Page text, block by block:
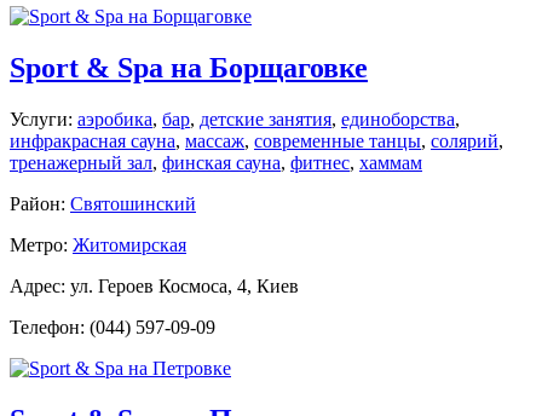
Sport & Spa на Борщаговке
Услуги: аэробика, бар, детские занятия, единоборства,
инфракрасная сауна, массаж, современные танцы, солярий,
тренажерный зал, финская сауна, фитнес, хаммам
Район: Святошинский
Метро: Житомирская
Адрес: ул. Героев Космоса, 4, Киев
Телефон: (044) 597-09-09